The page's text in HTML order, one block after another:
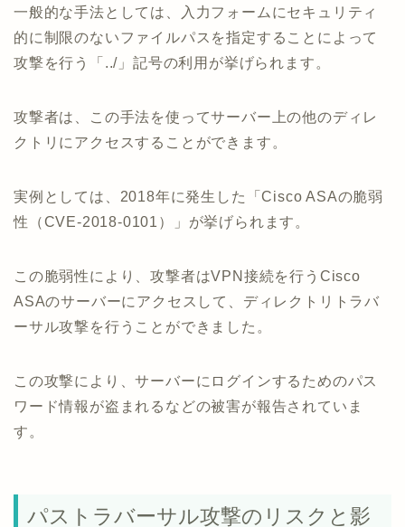
一般的な手法としては、入力フォームにセキュリティ
的に制限のないファイルパスを指定することによって
攻撃を行う「../」記号の利用が挙げられます。
攻撃者は、この手法を使ってサーバー上の他のディレ
クトリにアクセスすることができます。
実例としては、2018年に発生した「Cisco ASAの脆弱
性（CVE-2018-0101）」が挙げられます。
この脆弱性により、攻撃者はVPN接続を行うCisco
ASAのサーバーにアクセスして、ディレクトリトラバ
ーサル攻撃を行うことができました。
この攻撃により、サーバーにログインするためのパス
ワード情報が盗まれるなどの被害が報告されていま
す。
パストラバーサル攻撃のリスクと影